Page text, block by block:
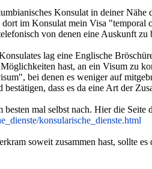
Konsulat in deiner
im Konsulat mein Visa "temporal
von denen eine Auskunft
lag eine Englische
Möglichkeiten hast, an ein Visum zu
bei denen es weniger auf
dass es da eine Art der
besten mal selbst nach. Hier die
konsularische_dienste.html
soweit zusammen hast, sollte